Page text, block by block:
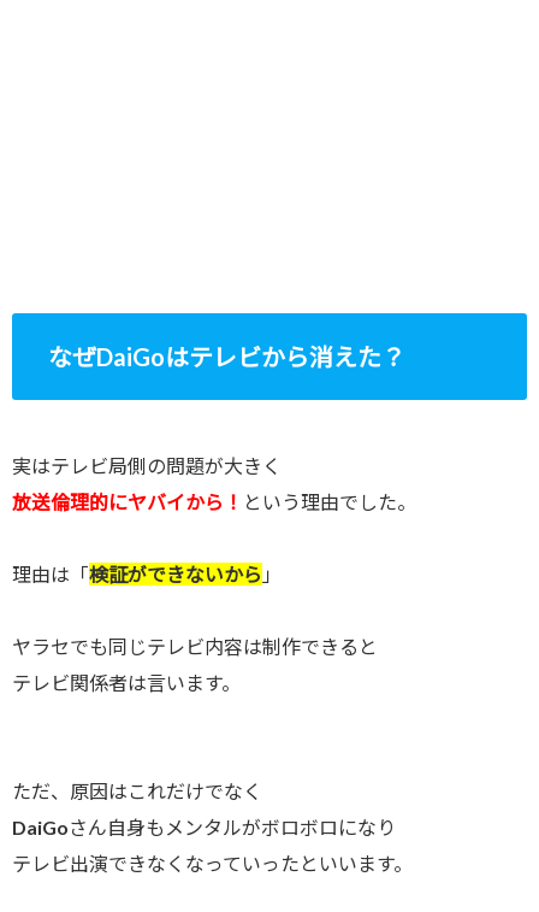
なぜDaiGoはテレビから消えた？
実はテレビ局側の問題が大きく
放送倫理的にヤバイから！ という理由でした。
理由は「検証ができないから 」
ヤラセでも同じテレビ内容は制作できると
テレビ関係者は言います。
ただ、原因はこれだけでなく
DaiGoさん自身もメンタルがボロボロになり
テレビ出演できなくなっていったといいます。